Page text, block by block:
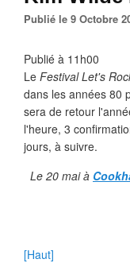
Publié le 9 Octobre
Publié à 11h00
Le Festival Let's
dans les années 80
sera de retour
l'heure, 3
jours, à suivre.
Le 20 mai à
[Haut]